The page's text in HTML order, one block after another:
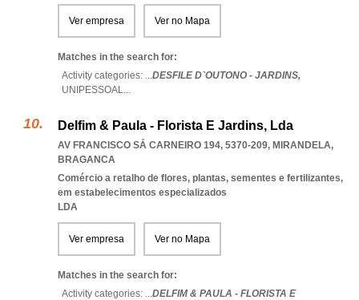
Ver empresa Ver no Mapa
Matches in the search for:
Activity categories: ...DESFILE D`OUTONO - JARDINS,
UNIPESSOAL...
Delfim & Paula - Florista E Jardins, Lda
AV FRANCISCO SÁ CARNEIRO 194, 5370-209, MIRANDELA,
BRAGANCA
Comércio a retalho de flores, plantas, sementes e fertilizantes,
em estabelecimentos especializados
LDA
Ver empresa Ver no Mapa
Matches in the search for:
Activity categories: ...DELFIM & PAULA - FLORISTA E